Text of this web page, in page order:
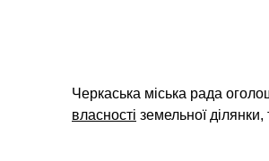
Черкаська міська рада
власності земельної ділянки,